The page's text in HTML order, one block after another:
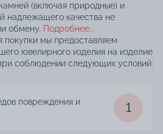
(включая природные) и
надлежащего качества не
обмену. Подробнее...
покупки мы предоставляем
ювелирного изделия на изделие
соблюдении следующих условий:
повреждения и
1